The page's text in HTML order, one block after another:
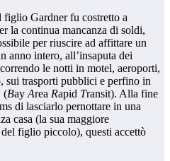
figlio Gardner fu costretto a
la continua mancanza di soldi,
per riuscire ad affittare un
anno intero, all’insaputa dei
le notti in motel, aeroporti,
sui trasporti pubblici e perfino in
(Bay Area Rapid Transit). Alla fine
di lasciarlo pernottare in una
casa (la sua maggiore
figlio piccolo), questi accettò